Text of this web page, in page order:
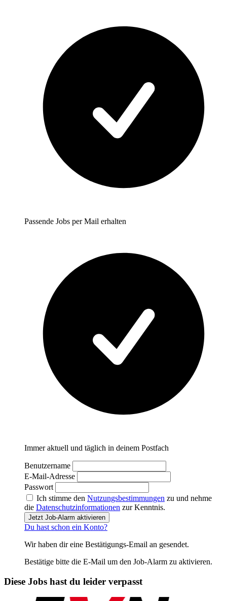
Passende Jobs per Mail erhalten
Immer aktuell und täglich in deinem Postfach
Benutzername
E-Mail-Adresse
Passwort
Ich stimme den Nutzungsbestimmungen zu und nehme
die Datenschutzinformationen zur Kenntnis.
Jetzt Job-Alarm aktivieren
Du hast schon ein Konto?
Wir haben dir eine Bestätigungs-Email an gesendet.
Bestätige bitte die E-Mail um den Job-Alarm zu aktivieren.
Diese Jobs hast du leider verpasst